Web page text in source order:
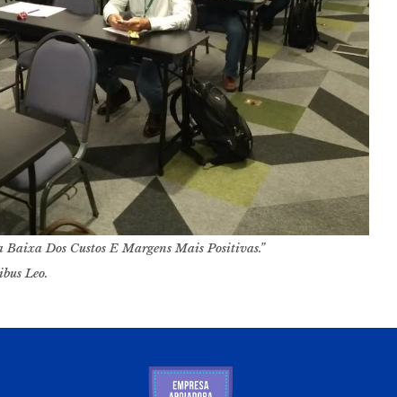
Dos Custos E Margens Mais Positivas.”
Leo.